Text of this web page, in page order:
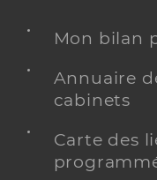
Mon bilan
Annuaire
cabinets
Carte des